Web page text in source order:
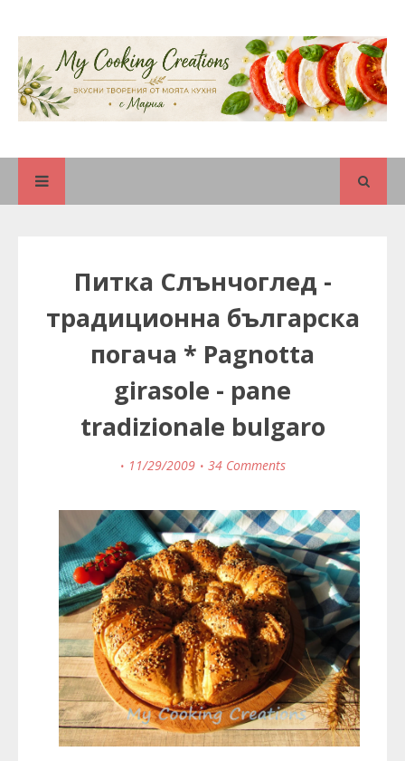
Питка Слънчоглед -
традиционна българска
погача * Pagnotta
girasole - pane
tradizionale bulgaro
11/29/2009 34 Comments